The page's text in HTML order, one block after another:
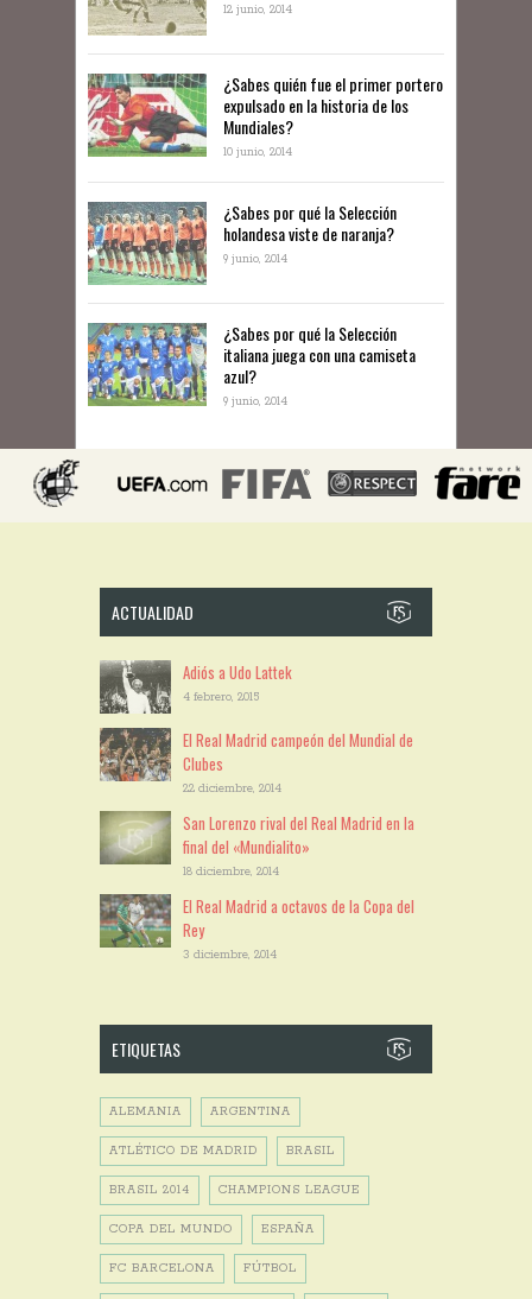
12 junio, 2014
¿Sabes quién fue el primer portero
expulsado en la historia de los
Mundiales?
10 junio, 2014
​¿Sabes por qué la Selección
holandesa viste de naranja?
9 junio, 2014
¿Sabes por qué la Selección
italiana juega con una camiseta
azul?
9 junio, 2014
ACTUALIDAD
Adiós a Udo Lattek
4 febrero, 2015
El Real Madrid campeón del Mundial de
Clubes
22 diciembre, 2014
San Lorenzo rival del Real Madrid en la
final del «Mundialito»
18 diciembre, 2014
El Real Madrid a octavos de la Copa del
Rey
3 diciembre, 2014
ETIQUETAS
ALEMANIA ARGENTINA
ATLÉTICO DE MADRID BRASIL
BRASIL 2014 CHAMPIONS LEAGUE
COPA DEL MUNDO ESPAÑA
FC BARCELONA FÚTBOL